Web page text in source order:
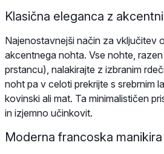
Klasična eleganca z
Najenostavnejši način za vključitev
akcentnega nohta. Vse nohte,
prstancu), nalakirajte z izbranim
noht pa v celoti prekrijte s srebrnim
kovinski ali mat. Ta minimalističen
in izjemno učinkovit.
Moderna francoska manikira